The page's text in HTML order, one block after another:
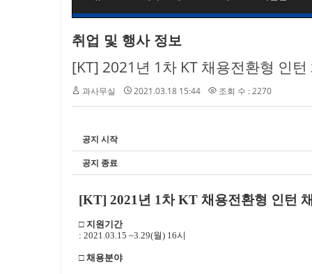
취업 및 행사 정보
[KT] 2021년 1차 KT 채용전환형 인
과사무실 2021.03.18 15:44 조회 수 : 2270
공지 시작
공지 종료
[KT] 2021 년 1차KT 채용전환형 인턴
□ 지원기간
: 2021.03.15 ~3.29(월) 16시
□ 채용분야